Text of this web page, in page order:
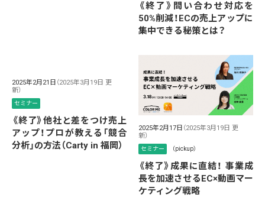
《終了》問い合わせ対応を
50%削減！ECの売上アップに
集中できる秘策とは？
2025年2月21日 （2025年3月19日 更
新）
セミナー
《終了》他社と差をつけ売上
アップ！プロが教える「競合
分析」の方法（Carty in 福岡）
2025年2月17日 （2025年3月19日 更
新）
セミナー （pickup）
《終了》成果に直結！ 事業成
長を加速させるEC×動画マー
ケティング戦略